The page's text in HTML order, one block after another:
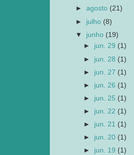
►agosto (21)
► julho (8)
▼ junho (19)
► jun. 29 (1)
► jun. 28 (1)
► jun. 27 (1)
► jun. 26 (1)
► jun. 25 (1)
► jun. 22 (1)
► jun. 21 (1)
► jun. 20 (1)
► jun. 19 (1)